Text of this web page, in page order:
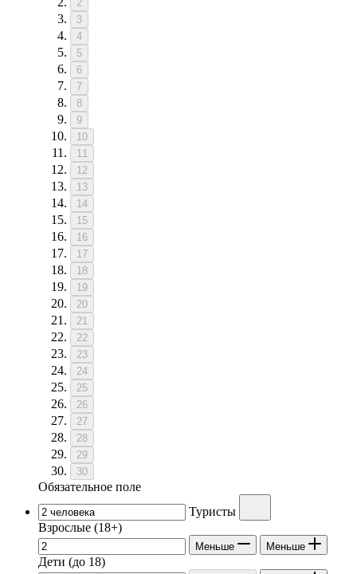
2
3
4
5
6
7
8
9
10
11
12
13
14
15
16
17
18
19
20
21
22
23
24
25
26
27
28
29
30
Обязательное поле
Туристы
Взрослые (18+)
Меньше Меньше
Дети (до 18)